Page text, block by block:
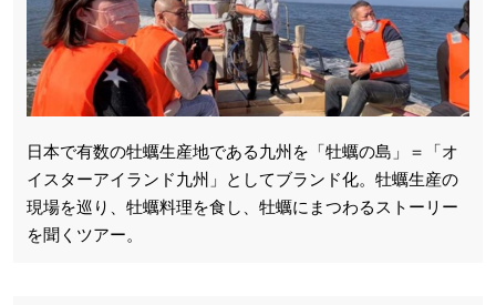
日本で有数の牡蠣生産地である九州を「牡蠣の島」＝「オ
イスターアイランド九州」としてブランド化。牡蠣生産の
現場を巡り、牡蠣料理を食し、牡蠣にまつわるストーリー
を聞くツアー。